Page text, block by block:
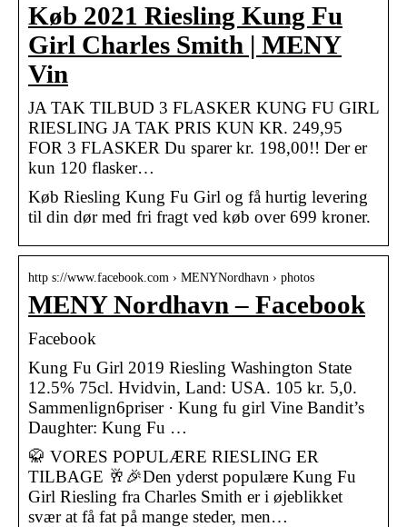
Køb 2021 Riesling Kung Fu
Girl Charles Smith | MENY
Vin
JA TAK TILBUD 3 FLASKER KUNG FU GIRL
RIESLING JA TAK PRIS KUN KR. 249,95
FOR 3 FLASKER Du sparer kr. 198,00!! Der er
kun 120 flasker…
Køb Riesling Kung Fu Girl og få hurtig levering
til din dør med fri fragt ved køb over 699 kroner.
http s://www.facebook.com › MENYNordhavn › photos
MENY Nordhavn – Facebook
Facebook
Kung Fu Girl 2019 Riesling Washington State
12.5% 75cl. Hvidvin, Land: USA. 105 kr. 5,0.
Sammenlign6priser · Kung fu girl Vine Bandit’s
Daughter: Kung Fu …
🥋 VORES POPULÆRE RIESLING ER
TILBAGE 🥂🎉Den yderst populære Kung Fu
Girl Riesling fra Charles Smith er i øjeblikket
svær at få fat på mange steder, men…